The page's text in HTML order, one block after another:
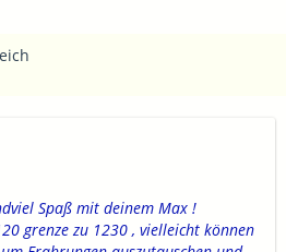
Spaß mit deinem Max !
grenze zu 1230 , vielleicht können